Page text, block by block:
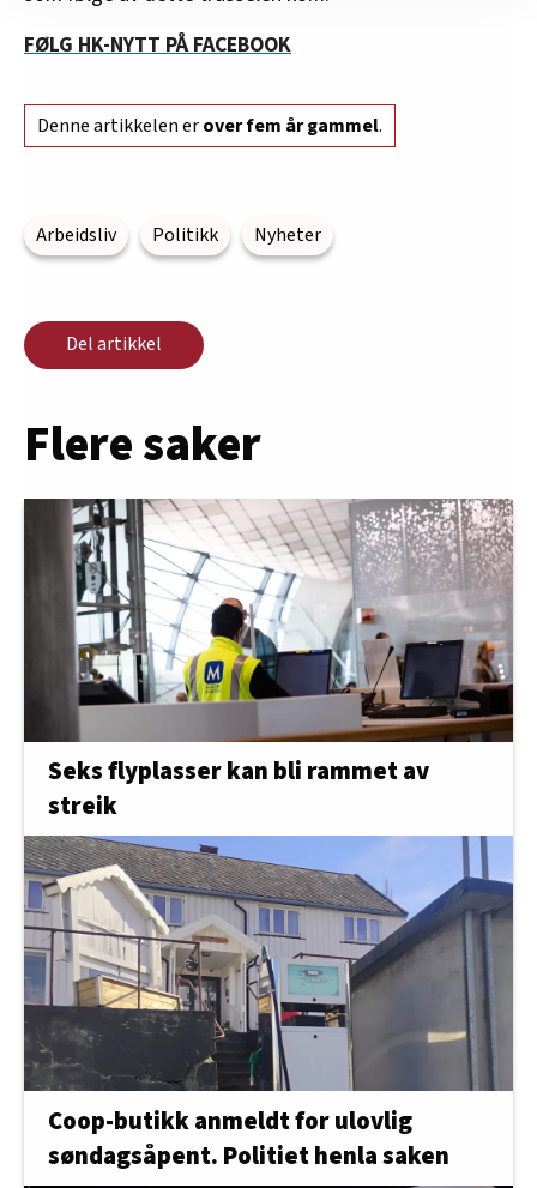
nettstedet med LO Medias egne samarbeidspartnere
innenfor analyse og annonsering. Disse er angitt i
FØLG HK-NYTT PÅ FACEBOOK
Denne artikkelen erover fem år gammel.
Arbeidsliv Politikk Nyheter
Del artikkel
Flere saker
Seks flyplasser kan bli rammet av
streik
Coop-butikk anmeldt for ulovlig
søndagsåpent. Politiet henla saken